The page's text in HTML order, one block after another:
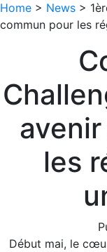
Home > News >
commun pour les
les
Début mai, le